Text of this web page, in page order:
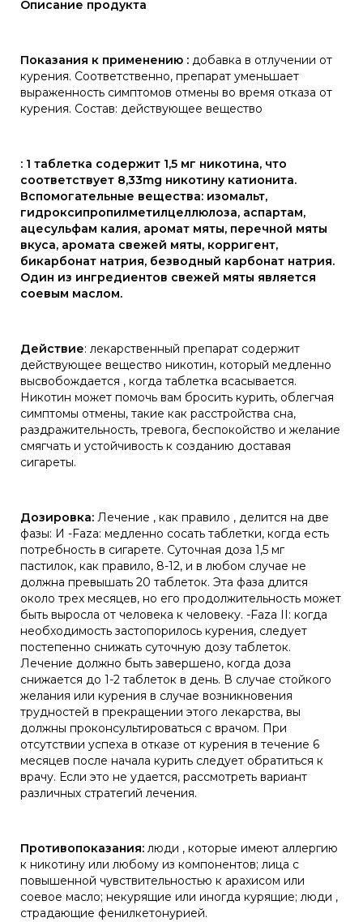
Описание продукта
Показания к применению : добавка в отлучении от
курения. Соответственно, препарат уменьшает
выраженность симптомов отмены во время отказа от
курения. Состав: действующее вещество
: 1 таблетка содержит 1,5 мг никотина, что
соответствует 8,33mg никотину катионита.
Вспомогательные вещества: изомальт,
гидроксипропилметилцеллюлоза, аспартам,
ацесульфам калия, аромат мяты, перечной мяты
вкуса, аромата свежей мяты, корригент,
бикарбонат натрия, безводный карбонат натрия.
Один из ингредиентов свежей мяты является
соевым маслом.
Действие: лекарственный препарат содержит
действующее вещество никотин, который медленно
высвобождается , когда таблетка всасывается.
Никотин может помочь вам бросить курить, облегчая
симптомы отмены, такие как расстройства сна,
раздражительность, тревога, беспокойство и желание
смягчать и устойчивость к созданию доставая
сигареты.
Дозировка: Лечение , как правило , делится на две
фазы: И -Faza: медленно сосать таблетки, когда есть
потребность в сигарете. Суточная доза 1,5 мг
пастилок, как правило, 8-12, и в любом случае не
должна превышать 20 таблеток. Эта фаза длится
около трех месяцев, но его продолжительность может
быть выросла от человека к человеку. -Faza II: когда
необходимость застопорилось курения, следует
постепенно снижать суточную дозу таблеток.
Лечение должно быть завершено, когда доза
снижается до 1-2 таблеток в день. В случае стойкого
желания или курения в случае возникновения
трудностей в прекращении этого лекарства, вы
должны проконсультироваться с врачом. При
отсутствии успеха в отказе от курения в течение 6
месяцев после начала курить следует обратиться к
врачу. Если это не удается, рассмотреть вариант
различных стратегий лечения.
Противопоказания: люди , которые имеют аллергию
к никотину или любому из компонентов; лица с
повышенной чувствительностью к арахисом или
соевое масло; некурящие или иногда курящие; люди ,
страдающие фенилкетонурией.